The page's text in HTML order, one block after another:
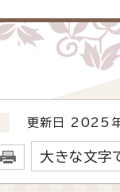
更新日 2025
大きな文字